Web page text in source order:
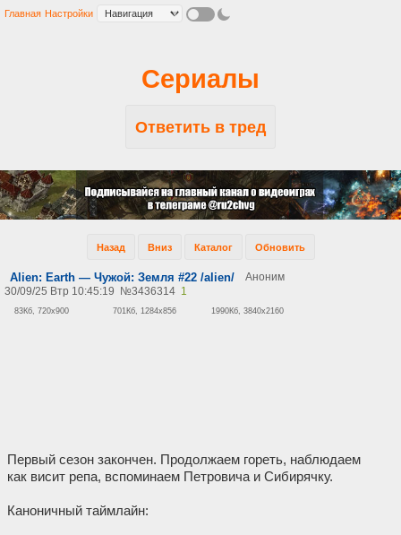
Главная Настройки
Сериалы
Ответить в тред
Назад Вниз Каталог Обновить
Alien: Earth — Чужой: Земля #22 /alien/
Аноним
30/09/25 Втр 10:45:19
№3436314 1
83Кб, 720x900 701Кб, 1284x856 1990Кб, 3840x2160
Первый сезон закончен. Продолжаем гореть, наблюдаем
как висит репа, вспоминаем Петровича и Сибирячку.
Каноничный таймлайн: